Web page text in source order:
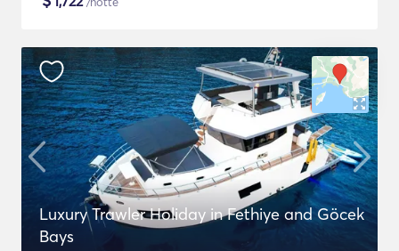
Luxury Trawler Holiday in Fethiye and Göcek
Bays